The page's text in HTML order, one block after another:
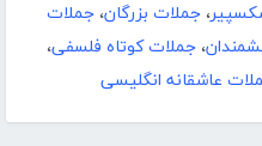
، جملات بزرگان، جملات
، جملات کوتاه فلسفی،
عاشقانه انگلیسی